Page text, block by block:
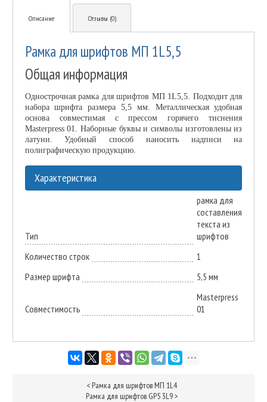
Описание Отзывы (0)
Рамка для шрифтов МП 1L5,5
Общая информация
Однострочная рамка для шрифтов МП 1L5,5. Подходит для
набора шрифта размера 5,5 мм. Металлическая удобная
основа совместимая с прессом горячего тиснения
Masterpress 01. Наборные буквы и символы изготовлены из
латуни. Удобный способ наносить надписи на
полиграфическую продукцию.
Характеристика
Тип
рамка для
составления
текста из
шрифтов
Количество строк
1
Размер шрифта
5,5 мм
Совместимость
Masterpress
01
< Рамка для шрифтов МП 1L4
Рамка для шрифтов GP5 3L9>